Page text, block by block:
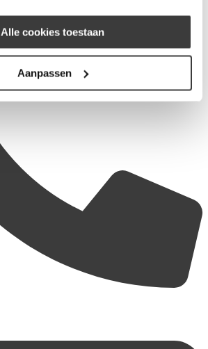
Alle cookies toestaan
Aanpassen